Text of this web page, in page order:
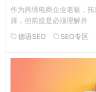
作为跨境电商企业老板，
择，但前提是必须理解并
德语SEO
SEO专区